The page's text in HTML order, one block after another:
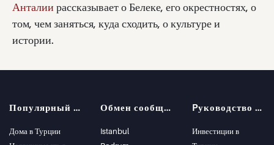
Анталии рассказывает о Белеке, его окрестностях, о
том, чем заняться, куда сходить, о культуре и
истории.
Популярный поиск
Дома в Турции
Обмен сообщениями
Istanbul
Pуководство покупателя
Инвестиции в